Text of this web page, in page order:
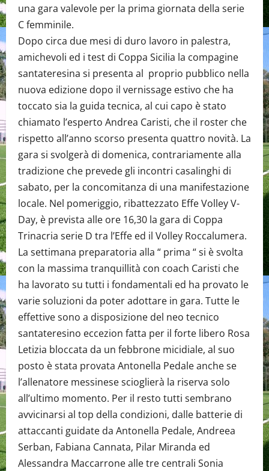
una gara valevole per la prima giornata della serie
C femminile.
Dopo circa due mesi di duro lavoro in palestra,
amichevoli ed i test di Coppa Sicilia la compagine
santateresina si presenta al proprio pubblico nella
nuova edizione dopo il vernissage estivo che ha
toccato sia la guida tecnica, al cui capo è stato
chiamato l’esperto Andrea Caristi, che il roster che
rispetto all’anno scorso presenta quattro novità. La
gara si svolgerà di domenica, contrariamente alla
tradizione che prevede gli incontri casalinghi di
sabato, per la concomitanza di una manifestazione
locale. Nel pomeriggio, ribattezzato Effe Volley V-
Day, è prevista alle ore 16,30 la gara di Coppa
Trinacria serie D tra l’Effe ed il Volley Roccalumera.
La settimana preparatoria alla “ prima “ si è svolta
con la massima tranquillità con coach Caristi che
ha lavorato su tutti i fondamentali ed ha provato le
varie soluzioni da poter adottare in gara. Tutte le
effettive sono a disposizione del neo tecnico
santateresino eccezion fatta per il forte libero Rosa
Letizia bloccata da un febbrone micidiale, al suo
posto è stata provata Antonella Pedale anche se
l’allenatore messinese scioglierà la riserva solo
all’ultimo momento. Per il resto tutti sembrano
avvicinarsi al top della condizioni, dalle batterie di
attaccanti guidate da Antonella Pedale, Andreea
Serban, Fabiana Cannata, Pilar Miranda ed
Alessandra Maccarrone alle tre centrali Sonia